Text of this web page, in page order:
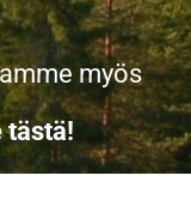
myös
tästä!